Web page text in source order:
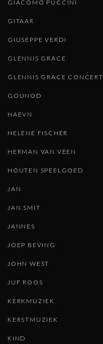
GIACOMO PUCCINI
GITAAR
GIUSEPPE VERDI
GLENNIS GRACE
GLENNIS GRACE CONCERT
GOUNOD
HAEVN
HELENE FISCHER
HERMAN VAN VEEN
HOUTEN SPEELGOED
JAN
JAN SMIT
JANNES
JOEP BEVING
JOHN WEST
JUF ROOS
KERKMUZIEK
KERSTMUZIEK
KIND